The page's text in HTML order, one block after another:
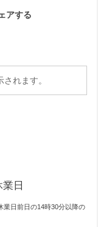
アする
れます。
日
業日前日の14時30分以降の